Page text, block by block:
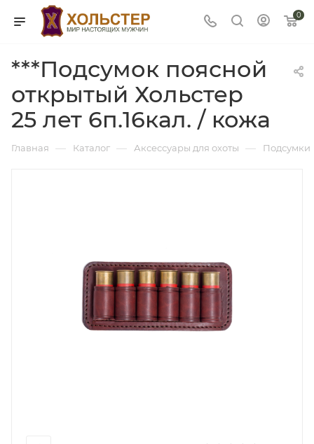
0
***Подсумок поясной
открытый Хольстер
25 лет 6п.16кал. / кожа
Главная — Каталог — Аксессуары для охоты — Подсумки